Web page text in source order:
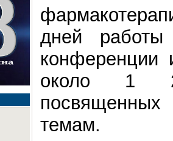
дней
конференции
около 1
темам.